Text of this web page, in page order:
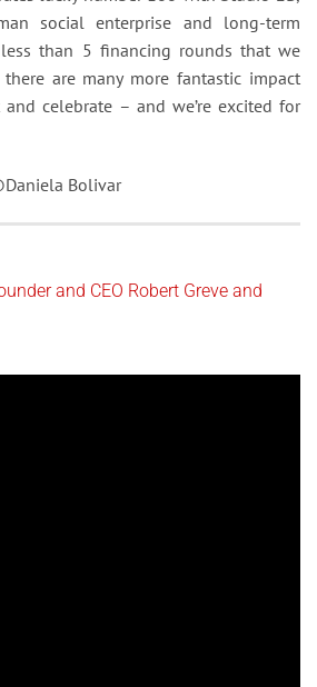
social enterprise and long-term
than 5 financing rounds that we
are many more fantastic impact
celebrate – and we’re excited for
Bolivar
and CEO Robert Greve and